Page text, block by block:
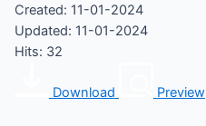
Created: 11-01-2024
Updated: 11-01-2024
Hits: 32
Download Preview